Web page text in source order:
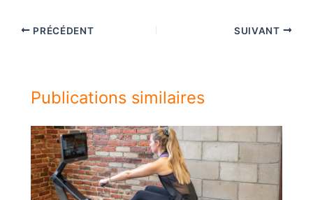
PRÉCÉDENT SUIVANT
Publications similaires